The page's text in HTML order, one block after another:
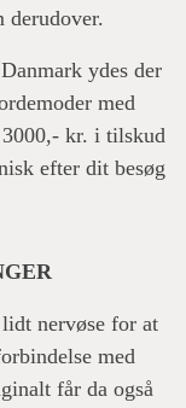
ydes der
med
kr. i tilskud
efter dit besøg
nervøse for at
med
får da også